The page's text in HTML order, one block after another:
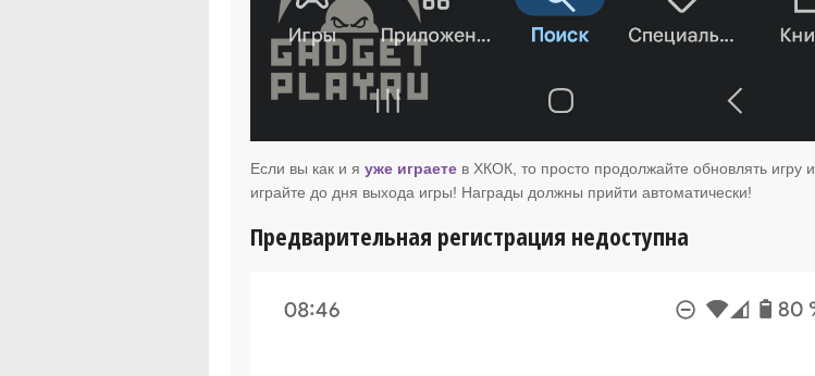
Если вы как и яуже играете в ХКОК, то просто продолжайте обновлять игру и
играйте до дня выхода игры! Награды должны прийти автоматически!
Предварительная регистрация недоступна